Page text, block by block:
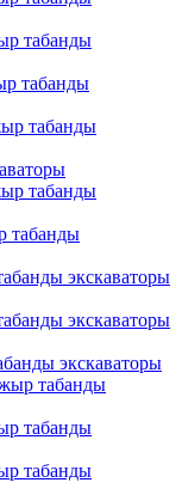
табанды
табанды
табанды
табанды
табанды
экскаваторы
экскаваторы
экскаваторы
табанды
табанды
табанды